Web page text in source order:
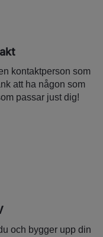
kontaktperson som
att ha någon som
passar just dig!
och bygger upp din